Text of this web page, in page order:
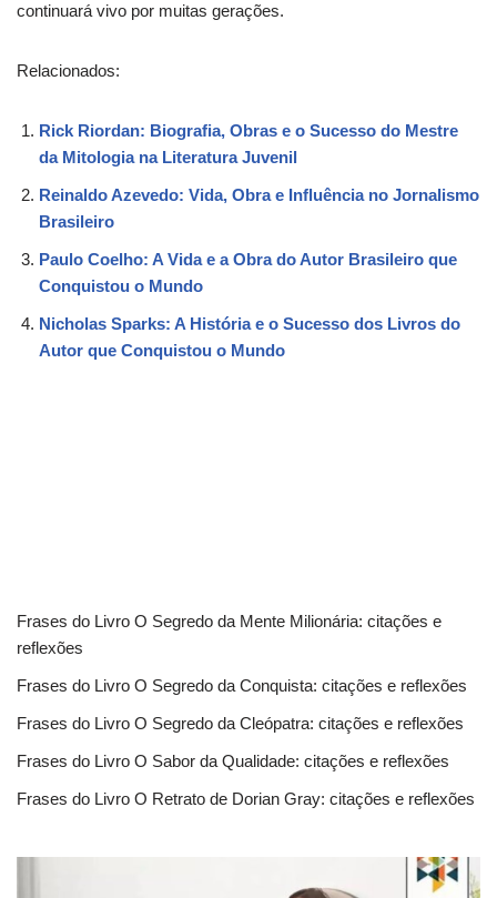
continuará vivo por muitas gerações.
Relacionados:
Rick Riordan: Biografia, Obras e o Sucesso do Mestre
da Mitologia na Literatura Juvenil
Reinaldo Azevedo: Vida, Obra e Influência no Jornalismo
Brasileiro
Paulo Coelho: A Vida e a Obra do Autor Brasileiro que
Conquistou o Mundo
Nicholas Sparks: A História e o Sucesso dos Livros do
Autor que Conquistou o Mundo
Frases do Livro O Segredo da Mente Milionária: citações e
reflexões
Frases do Livro O Segredo da Conquista: citações e reflexões
Frases do Livro O Segredo da Cleópatra: citações e reflexões
Frases do Livro O Sabor da Qualidade: citações e reflexões
Frases do Livro O Retrato de Dorian Gray: citações e reflexões